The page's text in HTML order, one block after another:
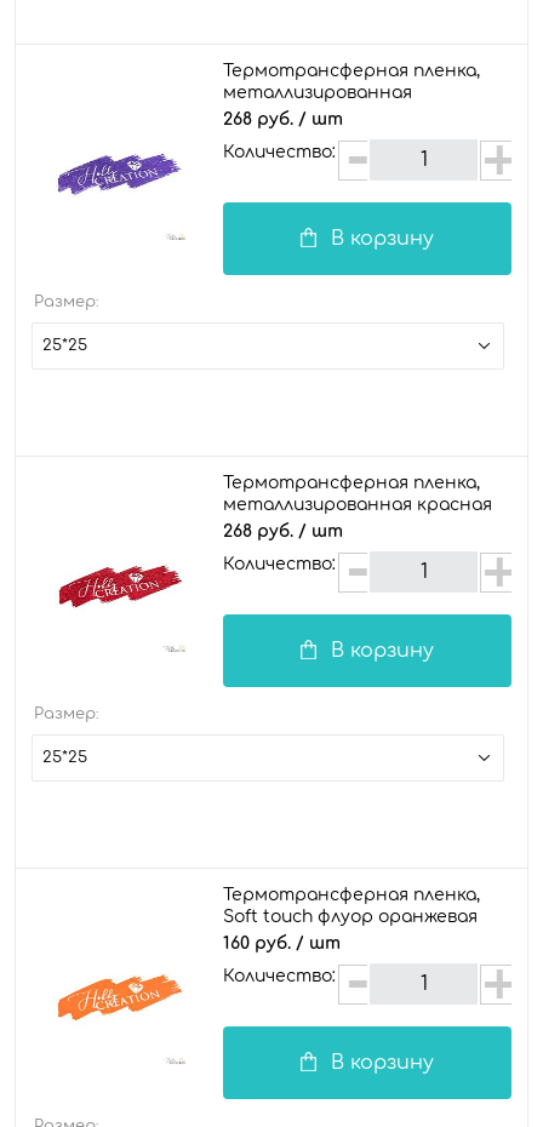
Термотрансферная пленка,
металлизированная
фиолетовая
268 руб. / шт
Количество:
В корзину
Размер:
25*25
Термотрансферная пленка,
металлизированная красная
268 руб. / шт
Количество:
В корзину
Размер:
25*25
Термотрансферная пленка,
Soft touch флуор оранжевая
160 руб. / шт
Количество:
В корзину